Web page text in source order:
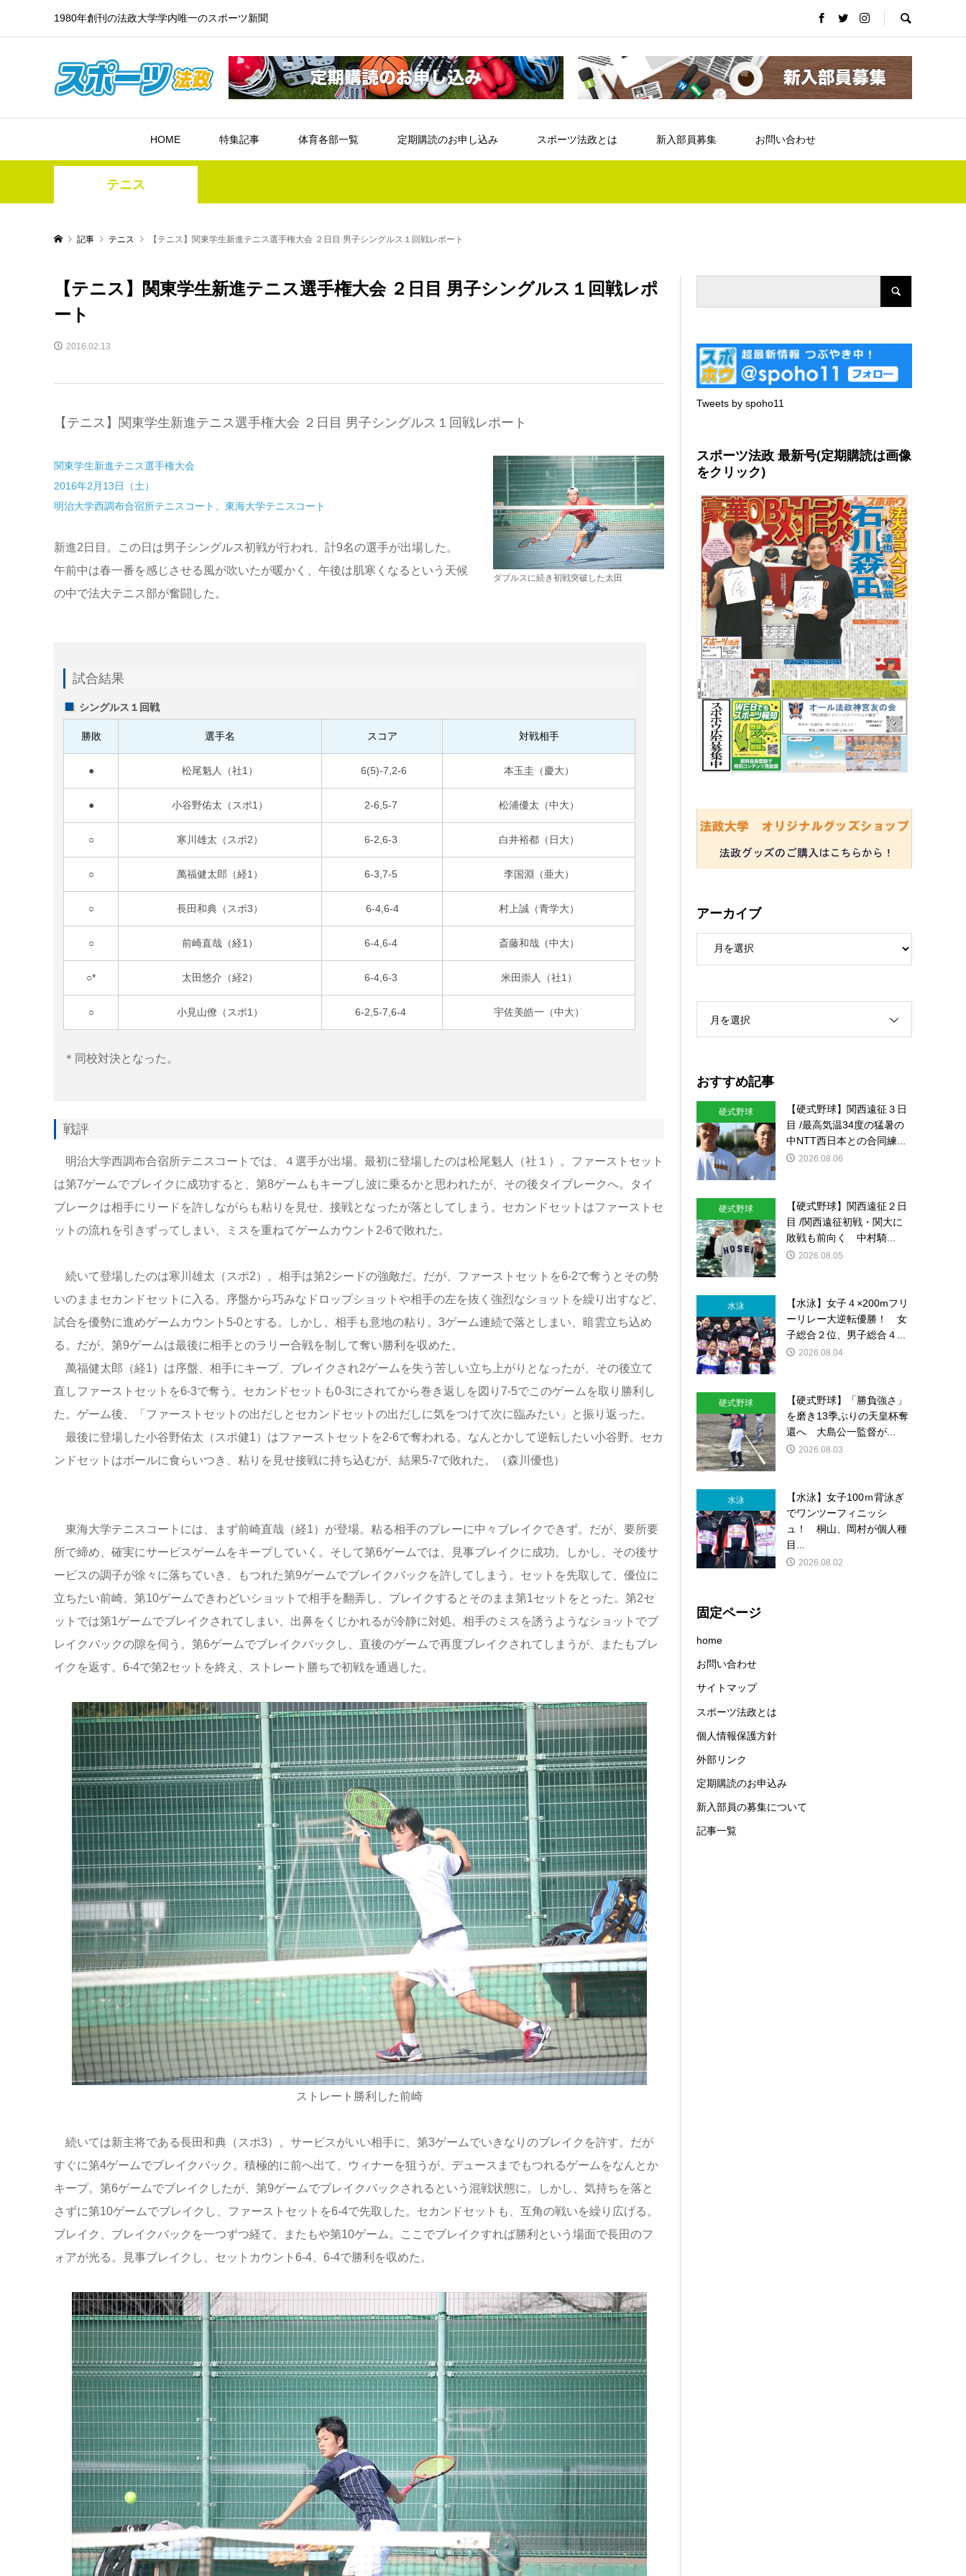
1980年創刊の法政大学学内唯一のスポーツ新聞
HOME 特集記事 体育各部一覧 定期購読のお申し込み スポーツ法政とは 新入部員募集 お問い合わせ
テニス
記事 テニス 【テニス】関東学生新進テニス選手権大会 ２日目 男子シングルス１回戦レポート
【テニス】関東学生新進テニス選手権大会 ２日目 男子シングルス１回戦レポ
ート
2016.02.13
【テニス】関東学生新進テニス選手権大会 ２日目 男子シングルス１回戦レポート
関東学生新進テニス選手権大会
2016年2月13日（土）
明治大学西調布合宿所テニスコート、東海大学テニスコート
新進2日目。この日は男子シングルス初戦が行われ、計9名の選手が出場した。
午前中は春一番を感じさせる風が吹いたが暖かく、午後は肌寒くなるという天候
の中で法大テニス部が奮闘した。
ダブルスに続き初戦突破した太田
試合結果
シングルス１回戦
勝敗 選手名 スコア 対戦相手
● 松尾魁人（社1） 6(5)-7,2-6 本玉圭（慶大）
● 小谷野佑太（スポ1） 2-6,5-7 松浦優太（中大）
○ 寒川雄太（スポ2） 6-2,6-3 白井裕都（日大）
○ 萬福健太郎（経1） 6-3,7-5 李国淵（亜大）
○ 長田和典（スポ3） 6-4,6-4 村上誠（青学大）
○ 前崎直哉（経1） 6-4,6-4 斎藤和哉（中大）
○* 太田悠介（経2） 6-4,6-3 米田崇人（社1）
○ 小見山僚（スポ1） 6-2,5-7,6-4 宇佐美皓一（中大）
＊同校対決となった。
戦評
明治大学西調布合宿所テニスコートでは、４選手が出場。最初に登場したのは松尾魁人（社１）。ファーストセット
は第7ゲームでブレイクに成功すると、第8ゲームもキープし波に乗るかと思われたが、その後タイブレークへ。タイ
ブレークは相手にリードを許しながらも粘りを見せ、接戦となったが落としてしまう。セカンドセットはファーストセ
ットの流れを引きずってしまい、ミスを重ねてゲームカウント2-6で敗れた。
続いて登場したのは寒川雄太（スポ2）。相手は第2シードの強敵だ。だが、ファーストセットを6-2で奪うとその勢
いのままセカンドセットに入る。序盤から巧みなドロップショットや相手の左を抜く強烈なショットを繰り出すなど、
試合を優勢に進めゲームカウント5-0とする。しかし、相手も意地の粘り。3ゲーム連続で落としまい、暗雲立ち込め
る。だが、第9ゲームは最後に相手とのラリー合戦を制して奪い勝利を収めた。
萬福健太郎（経1）は序盤、相手にキープ、ブレイクされ2ゲームを失う苦しい立ち上がりとなったが、その後立て
直しファーストセットを6-3で奪う。セカンドセットも0-3にされてから巻き返しを図り7-5でこのゲームを取り勝利し
た。ゲーム後、「ファーストセットの出だしとセカンドセットの出だしに気をつけて次に臨みたい」と振り返った。
最後に登場した小谷野佑太（スポ健1）はファーストセットを2-6で奪われる。なんとかして逆転したい小谷野。セカ
ンドセットはボールに食らいつき、粘りを見せ接戦に持ち込むが、結果5-7で敗れた。（森川優也）
東海大学テニスコートには、まず前崎直哉（経1）が登場。粘る相手のプレーに中々ブレイクできず。だが、要所要
所で締め、確実にサービスゲームをキープしていく。そして第6ゲームでは、見事ブレイクに成功。しかし、その後サ
ービスの調子が徐々に落ちていき、もつれた第9ゲームでブレイクバックを許してしまう。セットを先取して、優位に
立ちたい前崎。第10ゲームできわどいショットで相手を翻弄し、ブレイクするとそのまま第1セットをとった。第2セ
ットでは第1ゲームでブレイクされてしまい、出鼻をくじかれるが冷静に対処。相手のミスを誘うようなショットでブ
レイクバックの隙を伺う。第6ゲームでブレイクバックし、直後のゲームで再度ブレイクされてしまうが、またもブレ
イクを返す。6-4で第2セットを終え、ストレート勝ちで初戦を通過した。
ストレート勝利した前崎
続いては新主将である長田和典（スポ3）。サービスがいい相手に、第3ゲームでいきなりのブレイクを許す。だが
すぐに第4ゲームでブレイクバック。積極的に前へ出て、ウィナーを狙うが、デュースまでもつれるゲームをなんとか
キープ。第6ゲームでブレイクしたが、第9ゲームでブレイクバックされるという混戦状態に。しかし、気持ちを落と
さずに第10ゲームでブレイクし、ファーストセットを6-4で先取した。セカンドセットも、互角の戦いを繰り広げる。
ブレイク、ブレイクバックを一つずつ経て、またもや第10ゲーム。ここでブレイクすれば勝利という場面で長田のフ
ォアが光る。見事ブレイクし、セットカウント6-4、6-4で勝利を収めた。
Tweets by spoho11
スポーツ法政 最新号(定期購読は画像
をクリック)
アーカイブ
月を選択
おすすめ記事
硬式野球
【硬式野球】関西遠征３日
目 /最高気温34度の猛暑の
中NTT西日本との合同練...
2026.08.06
硬式野球
【硬式野球】関西遠征２日
目 /関西遠征初戦・関大に
敗戦も前向く 中村騎...
2026.08.05
水泳
【水泳】女子４×200mフリ
ーリレー大逆転優勝！ 女
子総合２位、男子総合４...
2026.08.04
硬式野球
【硬式野球】「勝負強さ」
を磨き13季ぶりの天皇杯奪
還へ 大島公一監督が...
2026.08.03
水泳
【水泳】女子100ｍ背泳ぎ
でワンツーフィニッシ
ュ！ 桐山、岡村が個人種
目...
2026.08.02
固定ページ
home
お問い合わせ
サイトマップ
スポーツ法政とは
個人情報保護方針
外部リンク
定期購読のお申込み
新入部員の募集について
記事一覧